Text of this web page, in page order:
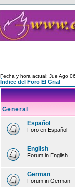
Fecha y hora actual: Jue Ago
Índice del Foro El Grial
General
Español
Foro en Español
English
Forum in English
German
Forum in German